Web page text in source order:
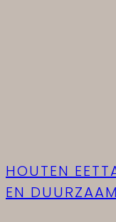
HOUTEN
EN DUURZAAM